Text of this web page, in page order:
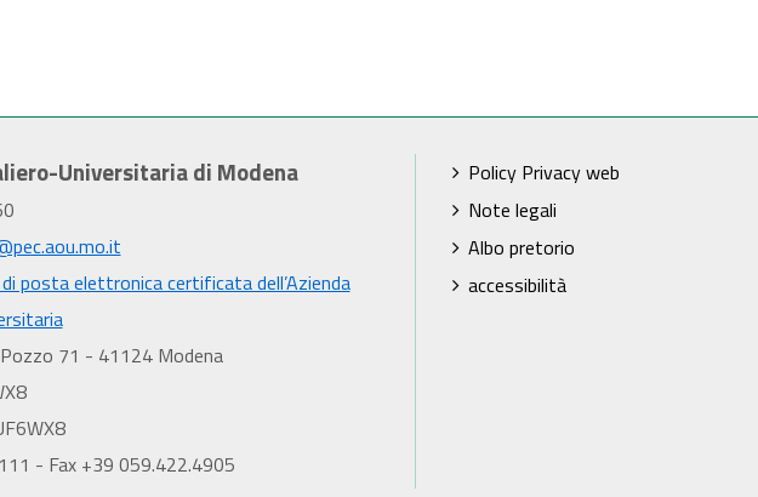
Universitaria di Modena
di posta elettronica certificata dell’Azienda
Pozzo 71 - 41124 Modena
- Fax +39 059.422.4905
Policy Privacy web
Note legali
Albo pretorio
accessibilità